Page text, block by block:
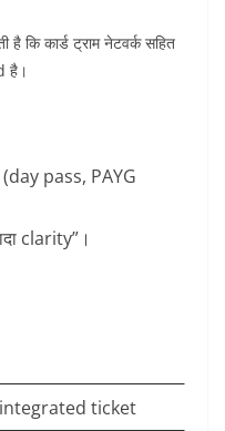
कि कार्ड ट्राम नेटवर्क सहित
है।
pass, PAYG
clarity”।
ticket